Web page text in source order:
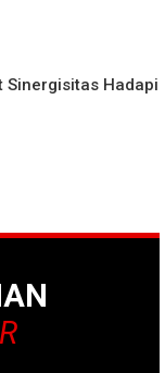
Sinergisitas Hadapi